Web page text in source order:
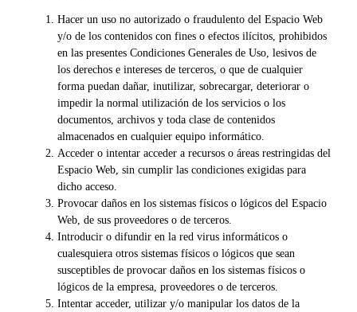
Hacer un uso no autorizado o fraudulento del Espacio Web
y/o de los contenidos con fines o efectos ilícitos, prohibidos
en las presentes Condiciones Generales de Uso, lesivos de
los derechos e intereses de terceros, o que de cualquier
forma puedan dañar, inutilizar, sobrecargar, deteriorar o
impedir la normal utilización de los servicios o los
documentos, archivos y toda clase de contenidos
almacenados en cualquier equipo informático.
Acceder o intentar acceder a recursos o áreas restringidas del
Espacio Web, sin cumplir las condiciones exigidas para
dicho acceso.
Provocar daños en los sistemas físicos o lógicos del Espacio
Web, de sus proveedores o de terceros.
Introducir o difundir en la red virus informáticos o
cualesquiera otros sistemas físicos o lógicos que sean
susceptibles de provocar daños en los sistemas físicos o
lógicos de la empresa, proveedores o de terceros.
Intentar acceder, utilizar y/o manipular los datos de la